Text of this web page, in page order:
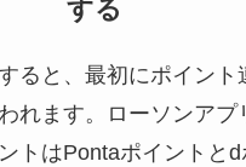
する
ると、最初にポイント
れます。ローソンアプ
トはPontaポイントとd